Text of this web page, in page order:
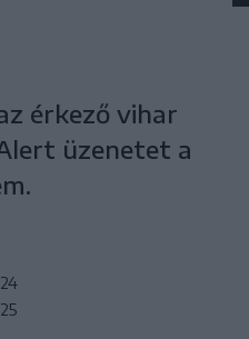
érkező vihar
üzenetet a